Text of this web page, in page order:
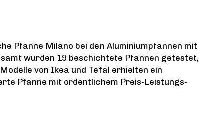
Pfanne Milano bei den Aluminiumpfannen mit
wurden 19 beschichtete Pfannen getestet,
von Ikea und Tefal erhielten ein
Pfanne mit ordentlichem Preis-Leistungs-